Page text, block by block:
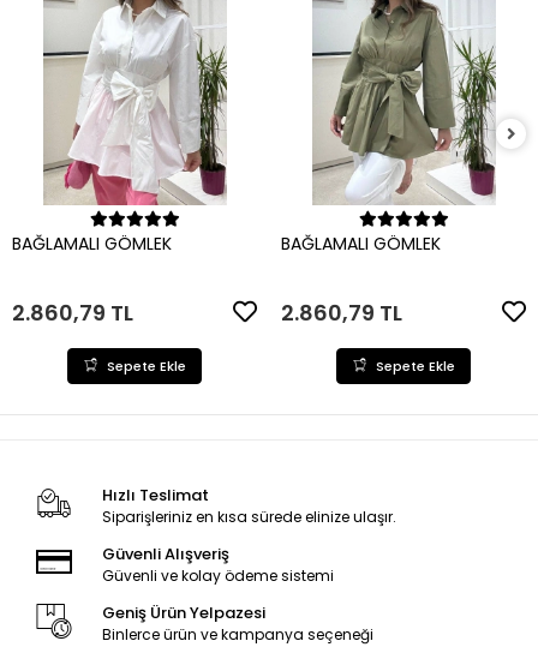
Sepete Ekle
BAĞLAMALI GÖMLEK
2.860,79 TL
Sepete Ekle
Sepete Ekle
BAĞLAMALI GÖMLEK
2.860,79 TL
Sepete Ekle
Hızlı Teslimat
Siparişleriniz en kısa sürede elinize ulaşır.
Güvenli Alışveriş
Güvenli ve kolay ödeme sistemi
Geniş Ürün Yelpazesi
Binlerce ürün ve kampanya seçeneği